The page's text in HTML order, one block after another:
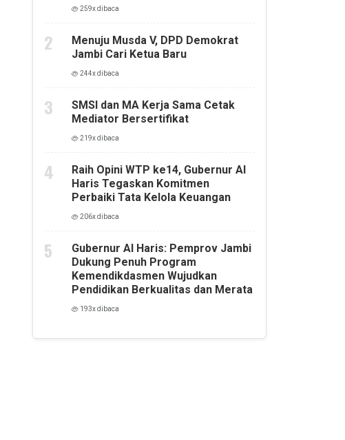
259x dibaca
Menuju Musda V, DPD Demokrat
Jambi Cari Ketua Baru
244x dibaca
SMSI dan MA Kerja Sama Cetak
Mediator Bersertifikat
219x dibaca
Raih Opini WTP ke14, Gubernur Al
Haris Tegaskan Komitmen
Perbaiki Tata Kelola Keuangan
206x dibaca
Gubernur Al Haris: Pemprov Jambi
Dukung Penuh Program
Kemendikdasmen Wujudkan
Pendidikan Berkualitas dan Merata
193x dibaca